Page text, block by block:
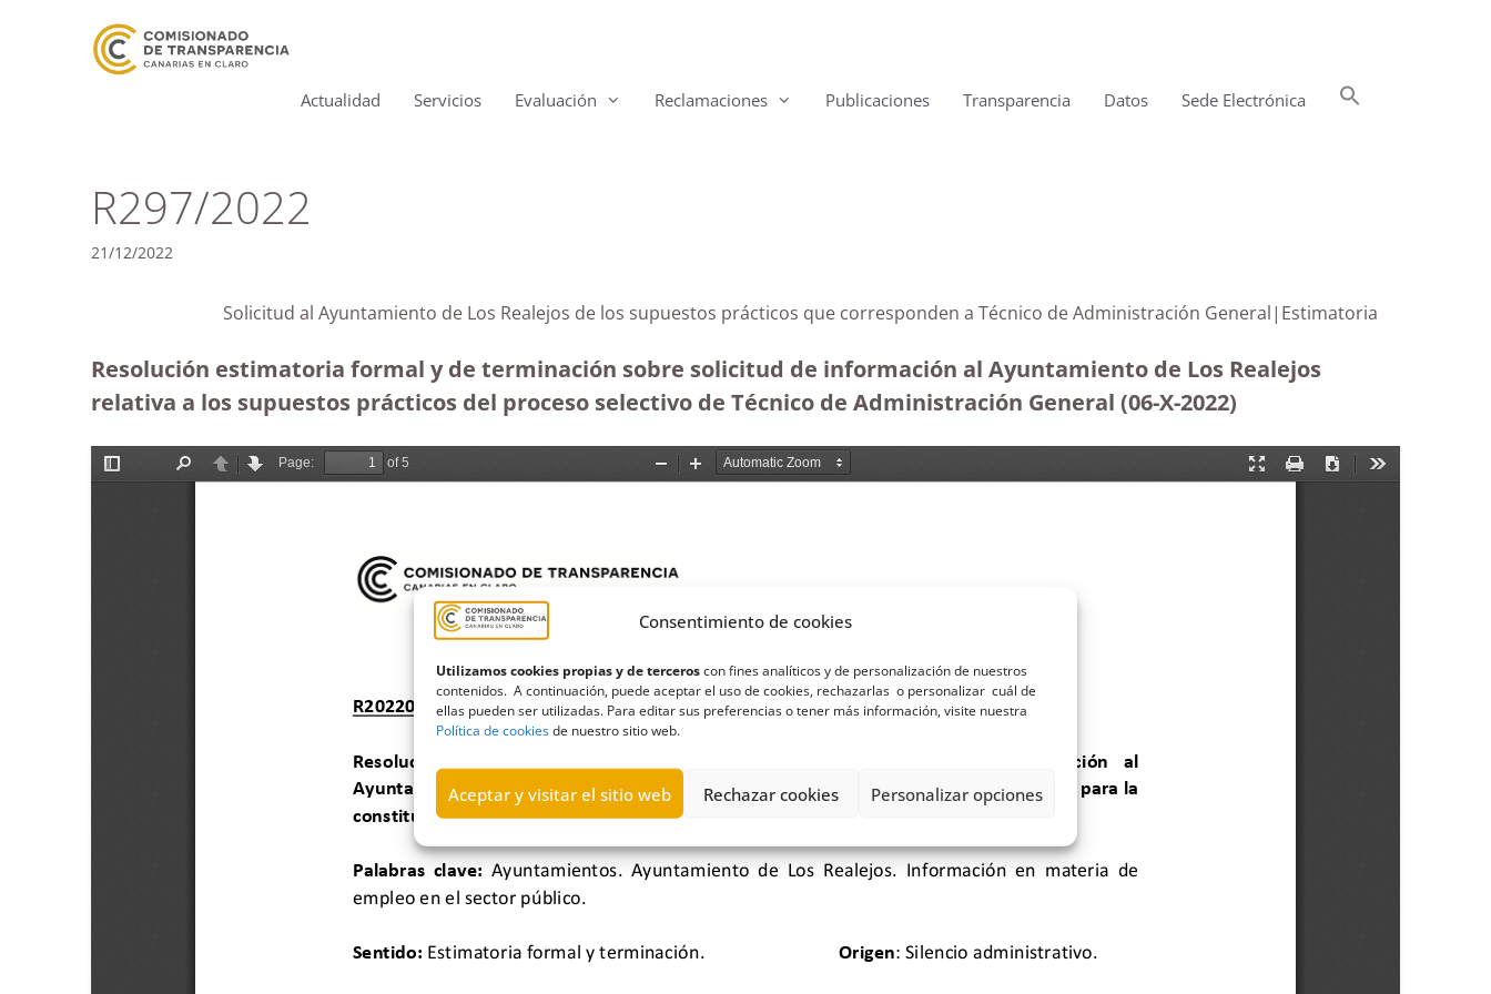
Consentimiento de cookies
Utilizamos cookies propias y de terceroscon fines analíticos y de personalización de nuestros
contenidos. A continuación, puede aceptar el uso de cookies, rechazarlas o personalizar cuál de
ellas pueden ser utilizadas. Para editar sus preferencias o tener más información, visite nuestra
Política de cookiesde nuestro sitio web.
Aceptar y visitar el sitio web Rechazar cookies Personalizar opciones
Actualidad Servicios Evaluación Reclamaciones Publicaciones Transparencia Datos Sede Electrónica
R297/2022
21/12/2022
Solicitud al Ayuntamiento de Los Realejos de los supuestos prácticos que corresponden a Técnico de Administración General|Estimatoria
Resolución estimatoria formal y de terminación sobre solicitud de información al Ayuntamiento de Los Realejos
relativa a los supuestos prácticos del proceso selectivo de Técnico de Administración General (06-X-2022)